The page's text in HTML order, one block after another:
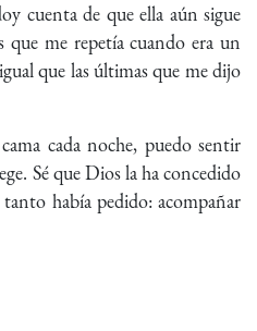
cuenta de que ella aún sigue
que me repetía cuando era un
que las últimas que me dijo
cada noche, puedo sentir
Sé que Dios la ha concedido
había pedido: acompañar